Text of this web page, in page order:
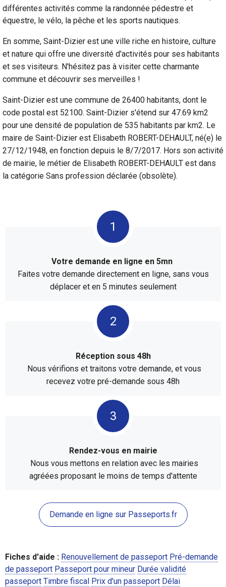
différentes activités comme la randonnée pédestre et
équestre, le vélo, la pêche et les sports nautiques.
En somme, Saint-Dizier est une ville riche en histoire, culture
et nature qui offre une diversité d'activités pour ses habitants
et ses visiteurs. N'hésitez pas à visiter cette charmante
commune et découvrir ses merveilles !
Saint-Dizier est une commune de 26400 habitants, dont le
code postal est 52100. Saint-Dizier s'étend sur 47.69 km2
pour une densité de population de 535 habitants par km2. Le
maire de Saint-Dizier est Elisabeth ROBERT-DEHAULT, né(e) le
27/12/1948, en fonction depuis le 8/7/2017. Hors son activité
de mairie, le métier de Elisabeth ROBERT-DEHAULT est dans
la catégorie Sans profession déclarée (obsolète).
Votre demande en ligne en 5mn
Faites votre demande directement en ligne, sans vous
déplacer et en 5 minutes seulement
Réception sous 48h
Nous vérifions et traitons votre demande, et vous
recevez votre pré-demande sous 48h
Rendez-vous en mairie
Nous vous mettons en relation avec les mairies
agréées proposant le moins de temps d'attente
Demande en ligne sur Passeports.fr
Fiches d'aide : Renouvellement de passeport Pré-demande
de passeport Passeport pour mineur Durée validité
passeport Timbre fiscal Prix d'un passeport Délai